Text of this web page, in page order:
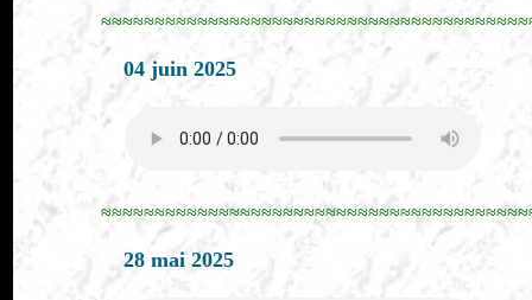
04 juin 2025
28 mai 2025